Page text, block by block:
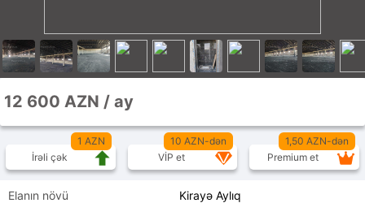
12 600 AZN / ay
1 AZN
İrəli çək
10 AZN-dən
VİP et
1,50 AZN-dən
Premium et
Elanın növü Kirayə Aylıq